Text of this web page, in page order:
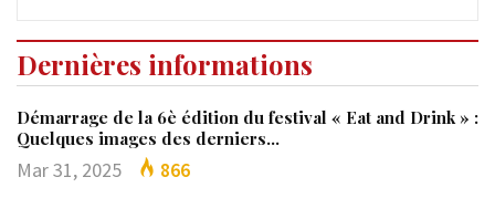
Dernières informations
Démarrage de la 6è édition du festival « Eat and Drink » :
Quelques images des derniers…
Mar 31, 2025 866